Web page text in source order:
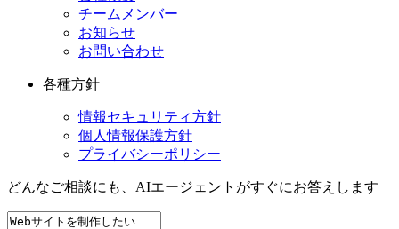
チームメンバー
お知らせ
お問い合わせ
各種方針
情報セキュリティ方針
個人情報保護方針
プライバシーポリシー
どんなご相談にも、 AIエージェントがすぐにお答えします